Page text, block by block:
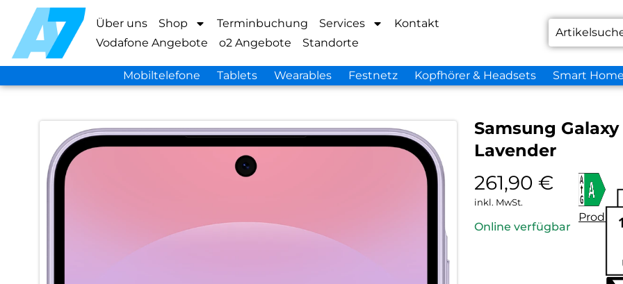
Über uns Shop Terminbuchung Services
Kontakt
Vodafone Angebote
o2 Angebote Standorte
Mobiltelefone Tablets Wearables Festnetz Kopfhörer & Headsets Smart Home
Samsung Galaxy
Lavender
261,90 €
inkl. MwSt.
Online verfügbar